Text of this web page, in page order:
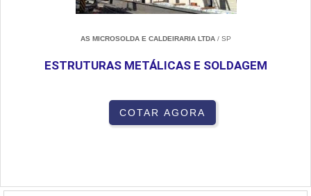
AS MICROSOLDA E CALDEIRARIA LTDA/ SP
ESTRUTURAS METÁLICAS E SOLDAGEM
COTAR AGORA